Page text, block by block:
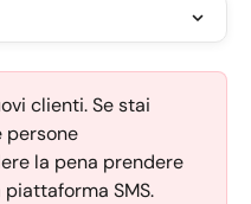
clienti. Se stai
persone
la pena prendere
SMS.